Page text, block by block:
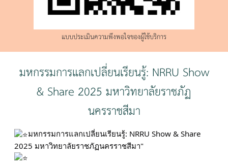
แบบประเมินความพึงพอใจของผู้ใช้บริการ
มหกรรมการแลกเปลี่ยนเรียนรู้: NRRU Show
& Share 2025 มหาวิทยาลัยราชภัฏ
นครราชสีมา
มหกรรมการแลกเปลี่ยนเรียนรู้: NRRU Show & Share
2025 มหาวิทยาลัยราชภัฏนครราชสีมา"